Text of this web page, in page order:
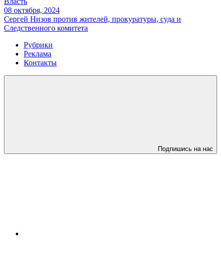
08 октября, 2024
Сергей Низов против жителей, прокуратуры, суда и
Следственного комитета
Рубрики
Реклама
Контакты
Подпишись на нас